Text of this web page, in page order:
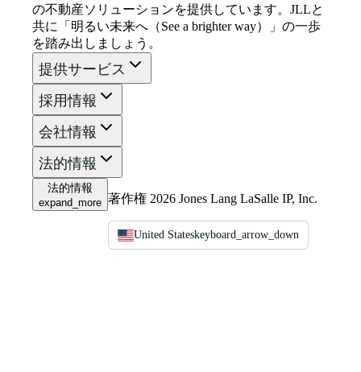
の不動産ソリューションを提供しています。JLLと
共に「明るい未来へ（See a brighter way）」の一歩
を踏み出しましょう。
提供サービス
採用情報
会社情報
法的情報
法的情報
expand_more 著作権 2026 Jones Lang LaSalle IP, Inc.
United Stateskeyboard_arrow_down